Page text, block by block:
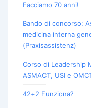
Facciamo 70 anni!
Bando di concorso:
medicina interna
(Praxisassistenz)
Corso di Leadership
ASMACT, USI e
42+2 Funziona?